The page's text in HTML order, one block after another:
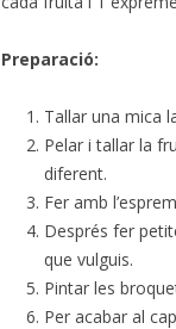
Preparació:
Tallar una mica
Pelar i tallar la
diferent.
Fer amb
Després fer
que vulguis.
Pintar les
Per acabar al